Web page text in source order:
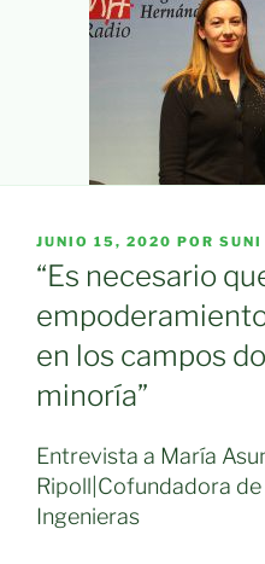
PUBLICADO
EL
JUNIO 15, 2020 POR SUNI
“Es necesario
en los campos
minoría”
Entrevista a María
Ripoll|Cofundadora
Ingenieras